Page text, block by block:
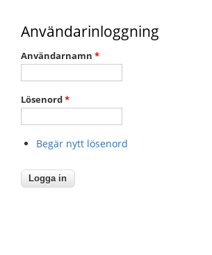
Användarinloggning
Användarnamn *
Lösenord*
Begär nytt lösenord